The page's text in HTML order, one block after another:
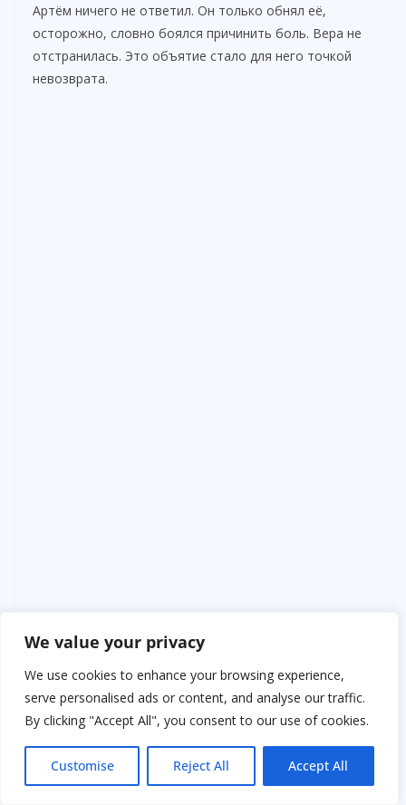
We value your privacy
We use cookies to enhance your browsing experience,
serve personalised ads or content, and analyse our traffic.
By clicking "Accept All", you consent to our use of cookies.
Customise Reject All Accept All
Артём ничего не ответил. Он только обнял её,
осторожно, словно боялся причинить боль. Вера не
отстранилась. Это объятие стало для него точкой
невозврата.
Прошло ещё несколько месяцев. Деньги по-прежнему
были проблемой, но страх ушёл. Артём нашёл
подработку, Вера начала шить на заказ для
знакомых, потом для знакомых знакомых. Люди
привыкали. Сначала приходили с настороженностью,
потом — с уважением. Её руки делали невозможное: